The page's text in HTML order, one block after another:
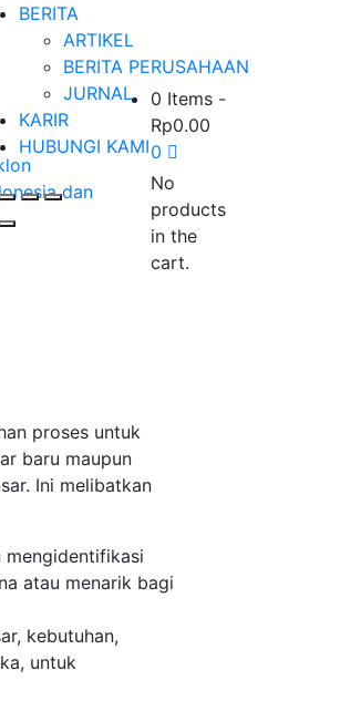
0 Items-
Rp0.00
0
No
products
in the
cart.
proses untuk
baru maupun
Ini melibatkan
mengidentifikasi
atau menarik bagi
kebutuhan,
untuk
BERITA
ARTIKEL
BERITA PERUSAHAAN
JURNAL
KARIR
HUBUNGI KAMI